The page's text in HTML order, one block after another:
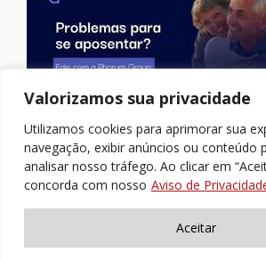
Valorizamos sua privacidade
Utilizamos cookies para aprimorar sua
navegação, exibir anúncios ou conteúdo
analisar nosso tráfego. Ao clicar em
concorda com nosso Aviso de
Aceitar